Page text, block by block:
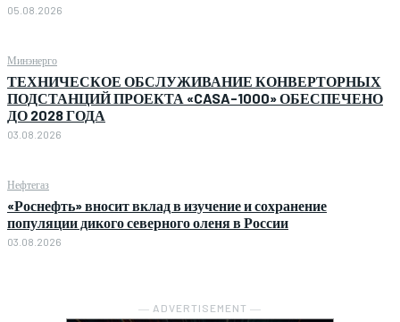
05.08.2026
Минэнерго
ТЕХНИЧЕСКОЕ ОБСЛУЖИВАНИЕ КОНВЕРТОРНЫХ
ПОДСТАНЦИЙ ПРОЕКТА «CASA-1000» ОБЕСПЕЧЕНО
ДО 2028 ГОДА
03.08.2026
Нефтегаз
«Роснефть» вносит вклад в изучение и сохранение
популяции дикого северного оленя в России
03.08.2026
― ADVERTISEMENT ―